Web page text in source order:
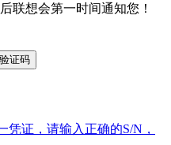
联想会第一时间通知您！
证码
凭证，请输入正确的S/N，